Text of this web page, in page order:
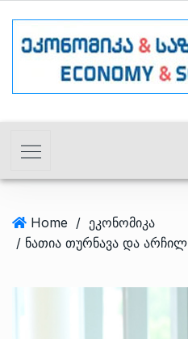
Home / ეკონომიკა